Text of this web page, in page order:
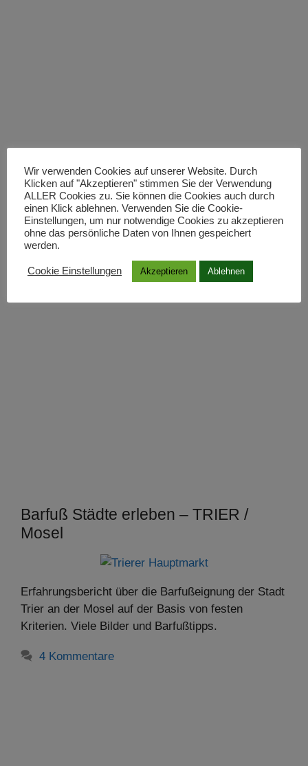
Barfuß Städte erleben – MARBACH /
Neckar
Erfahrungsbericht über die Barfußeignung der Stadt
Marbach am Neckar auf der Basis von festen
Barfuß Städte erleben – TRIER /
Mosel
Erfahrungsbericht über die Barfußeignung der Stadt
Trier an der Mosel auf der Basis von festen
Kriterien. Viele Bilder und Barfußtipps.
4 Kommentare
Wir verwenden Cookies auf unserer Website. Durch
Klicken auf "Akzeptieren" stimmen Sie der Verwendung
ALLER Cookies zu. Sie können die Cookies auch durch
einen Klick ablehnen. Verwenden Sie die Cookie-
Einstellungen, um nur notwendige Cookies zu akzeptieren
ohne das persönliche Daten von Ihnen gespeichert
werden.
Cookie Einstellungen Akzeptieren Ablehnen